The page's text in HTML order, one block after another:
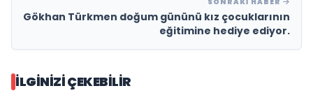
Gökhan Türkmen doğum gününü kız çocuklarının
eğitimine hediye ediyor.
İLGINIZI ÇEKEBILIR